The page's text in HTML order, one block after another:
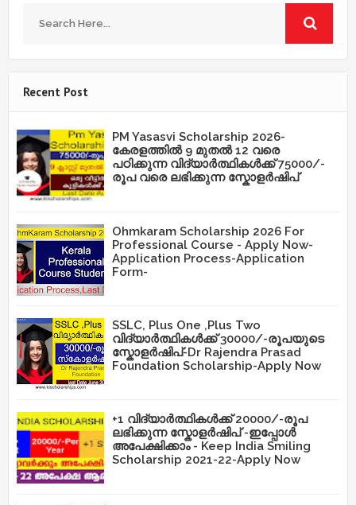
Recent Post
PM Yasasvi Scholarship 2026-
കേരളത്തിൽ 9 മുതൽ 12 വരെ
പഠിക്കുന്ന വിദ്യാർത്ഥികൾക്ക് 75000/-
രൂപ വരെ ലഭിക്കുന്ന സ്കോളർഷിപ്
Ohmkaram Scholarship 2026 For
Professional Course - Apply Now-
Application Process-Application
Form-
SSLC, Plus One ,Plus Two
വിദ്യാർത്ഥികൾക്ക് 30000/-രൂപയുടെ
സ്കോളർഷിപ്-Dr Rajendra Prasad
Foundation Scholarship-Apply Now
+1 വിദ്യാർത്ഥികൾക്ക് 20000/-രൂപ
ലഭിക്കുന്ന സ്കോളർഷിപ് -ഇപ്പോൾ
അപേക്ഷിക്കാം - Keep India Smiling
Scholarship 2021-22-Apply Now